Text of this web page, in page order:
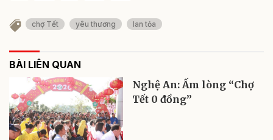
chợ Tết yêu thương lan tỏa
BÀI LIÊN QUAN
Nghệ An: Ấm lòng “Chợ
Tết 0 đồng”